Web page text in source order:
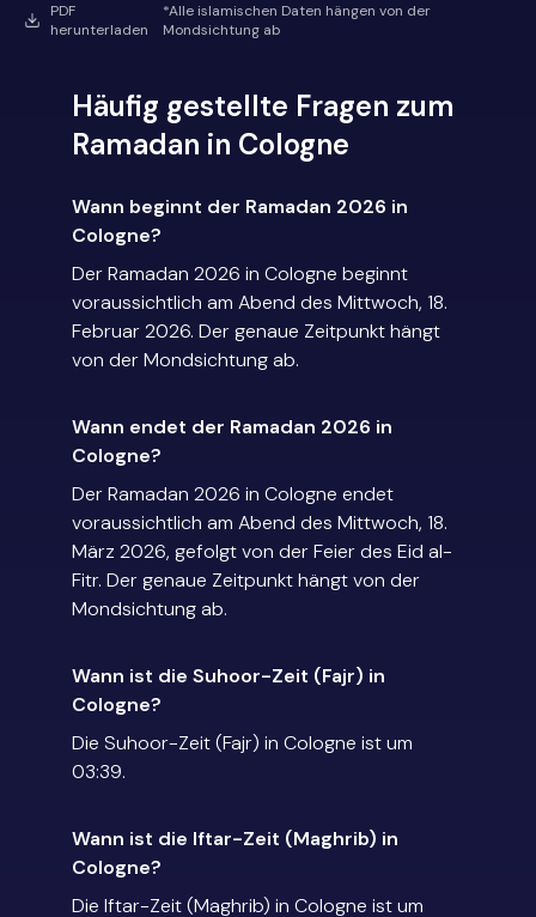
PDF
herunterladen
*Alle islamischen Daten hängen von der
Mondsichtung ab
Häufig gestellte Fragen zum
Ramadan in Cologne
Wann beginnt der Ramadan 2026 in
Cologne?
Der Ramadan 2026 in Cologne beginnt
voraussichtlich am Abend des Mittwoch, 18.
Februar 2026. Der genaue Zeitpunkt hängt
von der Mondsichtung ab.
Wann endet der Ramadan 2026 in
Cologne?
Der Ramadan 2026 in Cologne endet
voraussichtlich am Abend des Mittwoch, 18.
März 2026, gefolgt von der Feier des Eid al-
Fitr. Der genaue Zeitpunkt hängt von der
Mondsichtung ab.
Wann ist die Suhoor-Zeit (Fajr) in
Cologne?
Die Suhoor-Zeit (Fajr) in Cologne ist um
03:39.
Wann ist die Iftar-Zeit (Maghrib) in
Cologne?
Die Iftar-Zeit (Maghrib) in Cologne ist um